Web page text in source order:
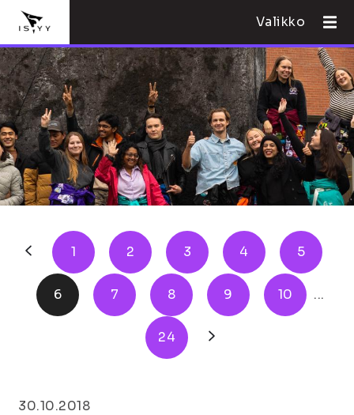
Valikko
1 2 3 4 5
6 7 8 9 10 ...
24
30.10.2018